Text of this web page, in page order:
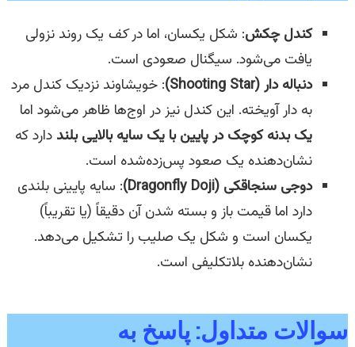
کندل چکش: شکل یکسان، اما درکف یک روند نزولی
یافت می‌شود. سیگنال صعودی است.
دنباله دار (Shooting Star)
: خویشاوند نزدیک کندل مرد
به دار آویخته. این کندل نیز در اوج‌ها ظاهر می‌شود اما
یک بدنه کوچک در پایین با یک سایه بالایی بلند دارد که
نشان‌دهنده یک صعود پس‌زده‌شده است.
دوجی سنجاقکی (Dragonfly Doji)
: سایه پایینی بلندی
دارد اما قیمت باز و بسته شدن آن دقیقاً (یا تقریباً)
یکسان است و شکل یک صلیب را تشکیل می‌دهد.
نشان‌دهنده بلاتکلیفی است.
سوالات متداول: پاسخ به